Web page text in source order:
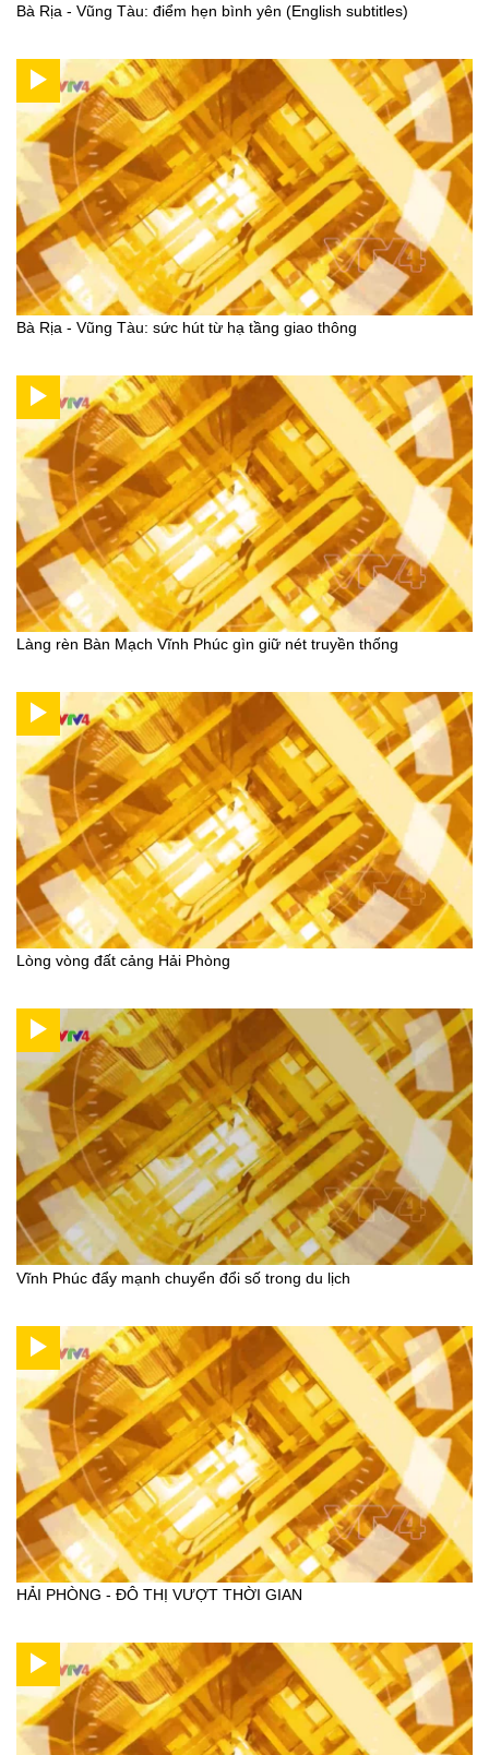
Bà Rịa - Vũng Tàu: điểm hẹn bình yên (English subtitles)
Bà Rịa - Vũng Tàu: sức hút từ hạ tầng giao thông
Làng rèn Bàn Mạch Vĩnh Phúc gìn giữ nét truyền thống
Lòng vòng đất cảng Hải Phòng
Vĩnh Phúc đẩy mạnh chuyển đổi số trong du lịch
HẢI PHÒNG - ĐÔ THỊ VƯỢT THỜI GIAN